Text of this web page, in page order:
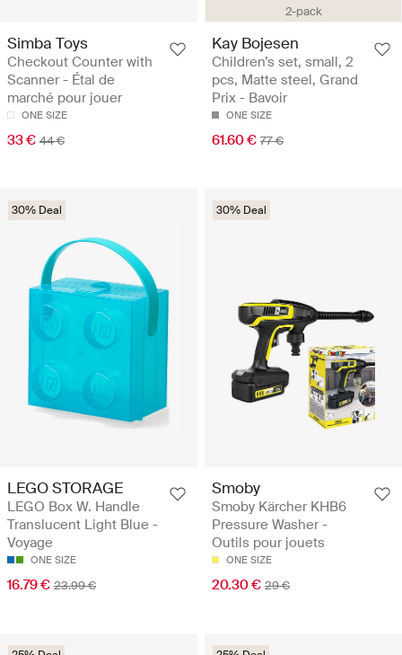
Simba Toys
Checkout Counter with
Scanner - Étal de
marché pour jouer
ONE SIZE
33 € 44 €
2-pack
Kay Bojesen
Children’s set, small, 2
pcs, Matte steel, Grand
Prix - Bavoir
ONE SIZE
61.60 € 77 €
30% Deal
LEGO STORAGE
LEGO Box W. Handle
Translucent Light Blue -
Voyage
ONE SIZE
16.79 € 23.99 €
30% Deal
Smoby
Smoby Kärcher KHB6
Pressure Washer -
Outils pour jouets
ONE SIZE
20.30 € 29 €